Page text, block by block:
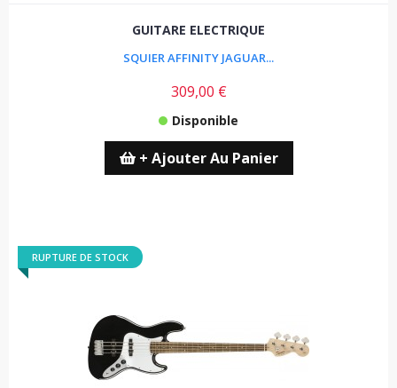
GUITARE ELECTRIQUE
SQUIER AFFINITY JAGUAR...
309,00 €
Disponible
+ Ajouter Au Panier
RUPTURE DE STOCK